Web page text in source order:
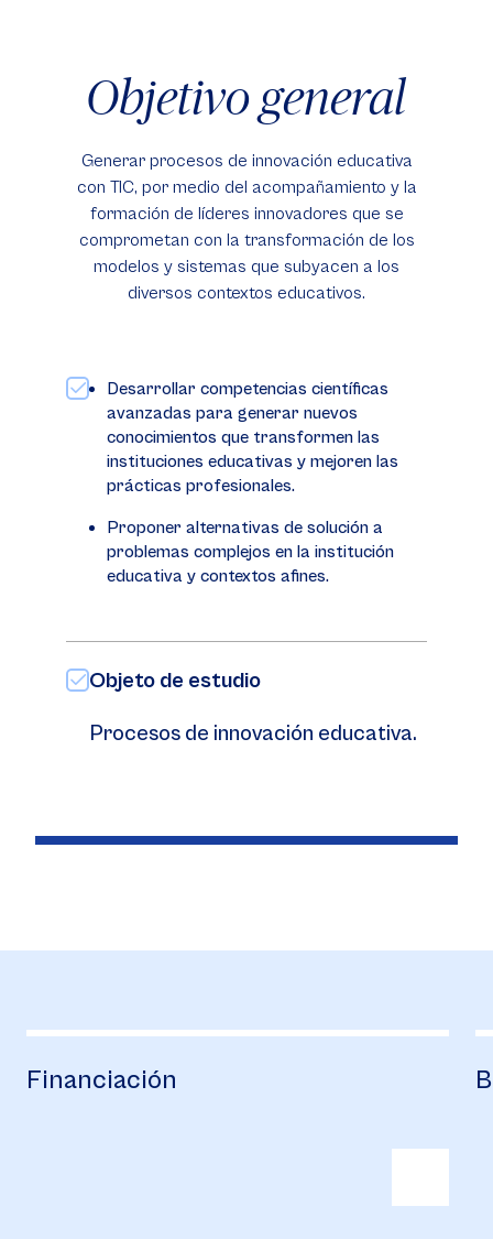
Objetivo general
Generar procesos de innovación educativa
con TIC, por medio del acompañamiento y la
formación de líderes innovadores que se
comprometan con la transformación de los
modelos y sistemas que subyacen a los
diversos contextos educativos.
Desarrollar competencias científicas
avanzadas para generar nuevos
conocimientos que transformen las
instituciones educativas y mejoren las
prácticas profesionales.
Proponer alternativas de solución a
problemas complejos en la institución
educativa y contextos afines.
Objeto de estudio
Procesos de innovación educativa.
Financiación